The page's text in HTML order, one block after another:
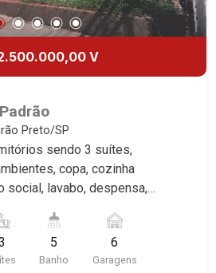
Preto.
V
Preto/SP
sendo 3 suítes,
copa, cozinha
social, lavabo, despensa,
quintal, completa em
excelente localização, próximo
5
Banho
6
Garagens